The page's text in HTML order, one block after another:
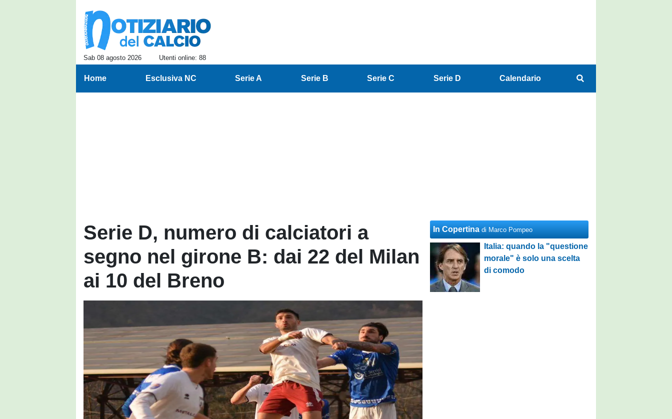
Sab 08 agosto 2026 Utenti online: 88
Home Esclusiva NC Serie A Serie B Serie C Serie D Calendario
Serie D, numero di calciatori a
segno nel girone B: dai 22 del Milan
ai 10 del Breno
In Copertina di Marco Pompeo
Italia: quando la "questione
morale" è solo una scelta
di comodo